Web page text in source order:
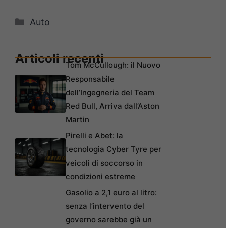
Categorie
Auto
Articoli recentiTom McCullough: il Nuovo
Responsabile
dell’Ingegneria del Team
Red Bull, Arriva dall’Aston
Martin
Pirelli e Abet: la
tecnologia Cyber Tyre per
veicoli di soccorso in
condizioni estreme
Gasolio a 2,1 euro al litro:
senza l’intervento del
governo sarebbe già un